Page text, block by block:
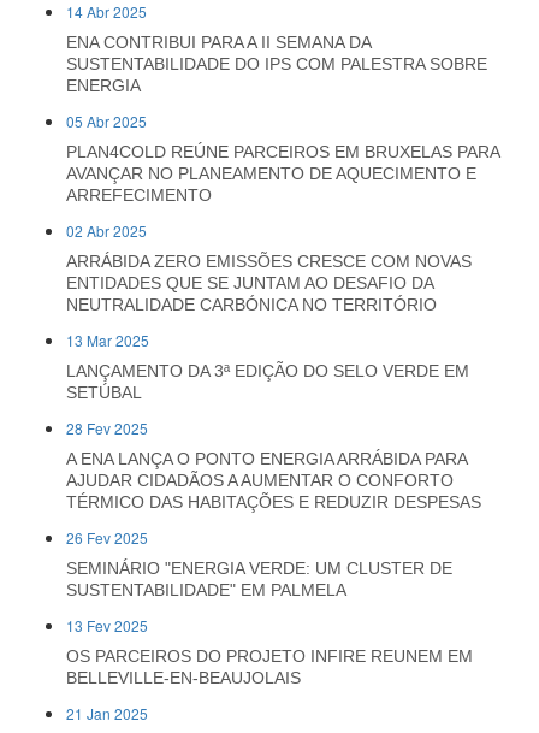
14 Abr 2025
ENA CONTRIBUI PARA A II SEMANA DA
SUSTENTABILIDADE DO IPS COM PALESTRA SOBRE
ENERGIA
05 Abr 2025
PLAN4COLD REÚNE PARCEIROS EM BRUXELAS PARA
AVANÇAR NO PLANEAMENTO DE AQUECIMENTO E
ARREFECIMENTO
02 Abr 2025
ARRÁBIDA ZERO EMISSÕES CRESCE COM NOVAS
ENTIDADES QUE SE JUNTAM AO DESAFIO DA
NEUTRALIDADE CARBÓNICA NO TERRITÓRIO
13 Mar 2025
LANÇAMENTO DA 3ª EDIÇÃO DO SELO VERDE EM
SETÚBAL
28 Fev 2025
A ENA LANÇA O PONTO ENERGIA ARRÁBIDA PARA
AJUDAR CIDADÃOS A AUMENTAR O CONFORTO
TÉRMICO DAS HABITAÇÕES E REDUZIR DESPESAS
26 Fev 2025
SEMINÁRIO "ENERGIA VERDE: UM CLUSTER DE
SUSTENTABILIDADE" EM PALMELA
13 Fev 2025
OS PARCEIROS DO PROJETO INFIRE REUNEM EM
BELLEVILLE-EN-BEAUJOLAIS
21 Jan 2025